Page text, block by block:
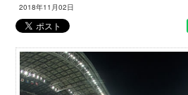
2018年11月02日